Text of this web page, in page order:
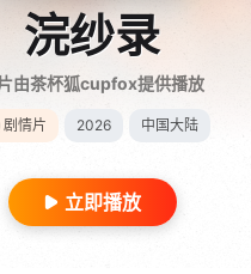
浣纱录
由茶杯狐cupfox提供播放
剧情片 2026 中国大陆
立即播放